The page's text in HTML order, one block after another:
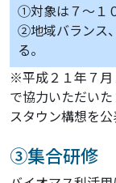
①対象は７～１
②地域バランス
る。
※平成２１年７月
で協力いただい
スタウン構想を公
③集合研修